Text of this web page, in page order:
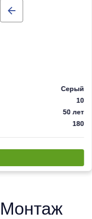
Серый
10
50 лет
180
Монтаж